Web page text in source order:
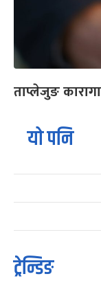
ताप्लेजुङ
यो पनि
ट्रेन्डिङ